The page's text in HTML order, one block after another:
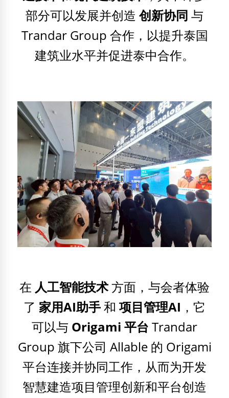
部分可以发展并创造 创新协同 与
Trandar Group 合作，以提升泰国
建筑业水平并促进泰中合作。
在 人工智能技术方面，与会者体验
了 家用AI助手和 项目管理AI ，它
可以与 Origami 平台 Trandar
Group 旗下公司 Allable 的 Origami
平台连接并协同工作，从而为开发
智慧建造项目管理创新和平台创造